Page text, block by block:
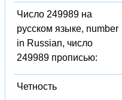
Число 249989 на
русском языке, number
in Russian, число
249989 прописью:
Четность